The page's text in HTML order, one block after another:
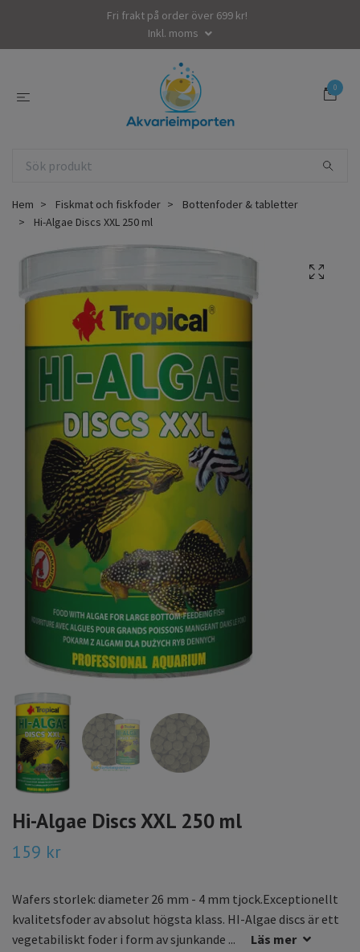
Fri frakt på order över 699 kr!
Inkl. moms
0
Hem Fiskmat och fiskfoder
Bottenfoder & tabletter
Hi-Algae Discs XXL 250 ml
Hi-Algae Discs XXL 250 ml
159 kr
Wafers storlek: diameter 26 mm - 4 mm tjock.Exceptionellt
kvalitetsfoder av absolut högsta klass. HI-Algae discs är ett
vegetabiliskt foder i form av sjunkande ...
Läs mer